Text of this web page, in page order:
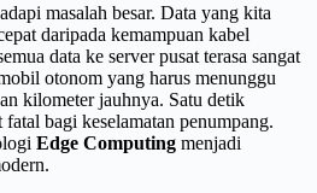
masalah besar. Data yang kita
daripada kemampuan kabel
data ke server pusat terasa sangat
otonom yang harus menunggu
kilometer jauhnya. Satu detik
bagi keselamatan penumpang.
Edge Computing menjadi